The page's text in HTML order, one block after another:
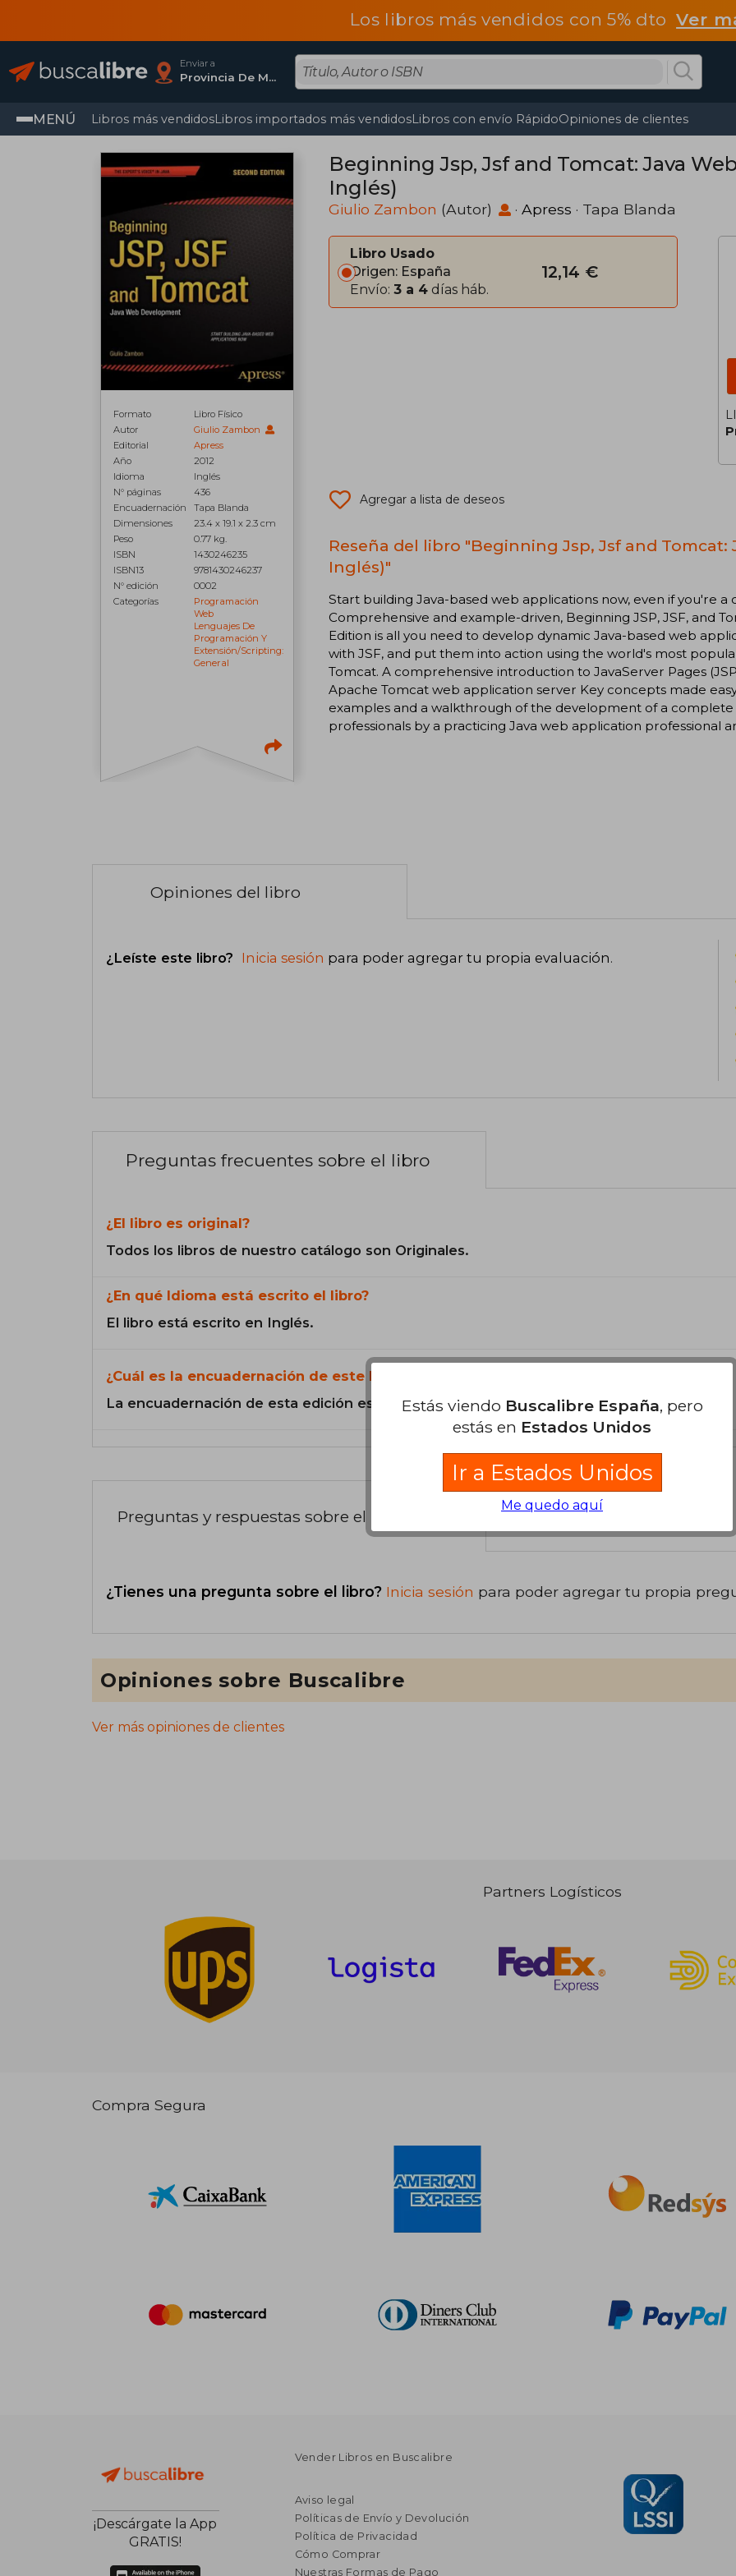
Los libros más vendidos con 5% dtoVer
Enviar a
Provincia De Madrid
MENÚ Libros más vendidosLibros importados más vendidosLibros con envío RápidoOpiniones de clientes
Formato
Libro Físico
Autor
Giulio Zambon
Editorial
Apress
Año
2012
Idioma
Inglés
N° páginas
436
Encuadernación
Tapa Blanda
Dimensiones
23.4 x 19.1 x 2.3 cm
Peso
0.77 kg.
ISBN
1430246235
ISBN13
9781430246237
N° edición
0002
Categorías
Programación
Web
Lenguajes De
Programación Y
Extensión/scripting:
General
Beginning Jsp, Jsf and Tomcat: Java
Inglés)
Giulio Zambon (Autor) · Apress · Tapa Blanda
Libro Usado
Origen: España
Envío: 3 a 4 días háb.
12,14 €
Agregar a lista de deseos
Reseña del libro "Beginning Jsp, Jsf and
Inglés)"
Start building Java-based web applications now, even if you're
Comprehensive and example-driven, Beginning JSP, JSF, and
Edition is all you need to develop dynamic Java-based web
with JSF, and put them into action using the world's most
Tomcat. A comprehensive introduction to JavaServer Pages
Apache Tomcat web application server Key concepts made
examples and a walkthrough of the development of a
professionals by a practicing Java web application professional
Opiniones del libro
¿Leíste este libro? Inicia sesión para poder agregar tu propia evaluación.
Preguntas frecuentes sobre el libro
¿El libro es original?
Todos los libros de nuestro catálogo son Originales.
¿En qué Idioma está escrito el libro?
El libro está escrito en Inglés.
¿Cuál es la encuadernación de este libro?
La encuadernación de esta edición es Tapa Blanda.
Preguntas y respuestas sobre el libro
¿Tienes una pregunta sobre el libro? Inicia sesión para poder agregar tu propia
Opiniones sobre Buscalibre
Ver más opiniones de clientes
Partners Logísticos
Compra Segura
¡Descárgate la App
GRATIS!
Vender Libros en Buscalibre
Aviso legal
Políticas de Envío y Devolución
Política de Privacidad
Cómo Comprar
Nuestras Formas de Pago
Estás viendo Buscalibre España, pero
estás en Estados Unidos
Ir a Estados Unidos
Me quedo aquí